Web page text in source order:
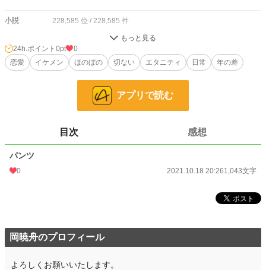
小説 228,585 位 / 228,585 件
66,314 位 / 66,314 件
お気に入り 4
初回公開日時 2021.10.18 20:26
初回完結日時
年間ポイント 49 pt (158,017 位)
累計ポイント 1,736 pt (172,217 位)
24h.ポイント 0pt
0
恋愛
イケメン ほのぼの 切ない エタニティ 日常 年の差
アプリで読む
目次 感想
パンツ
0 2021.10.18 20:261,043文字
岡暁舟のプロフィール
よろしくお願いいたします。